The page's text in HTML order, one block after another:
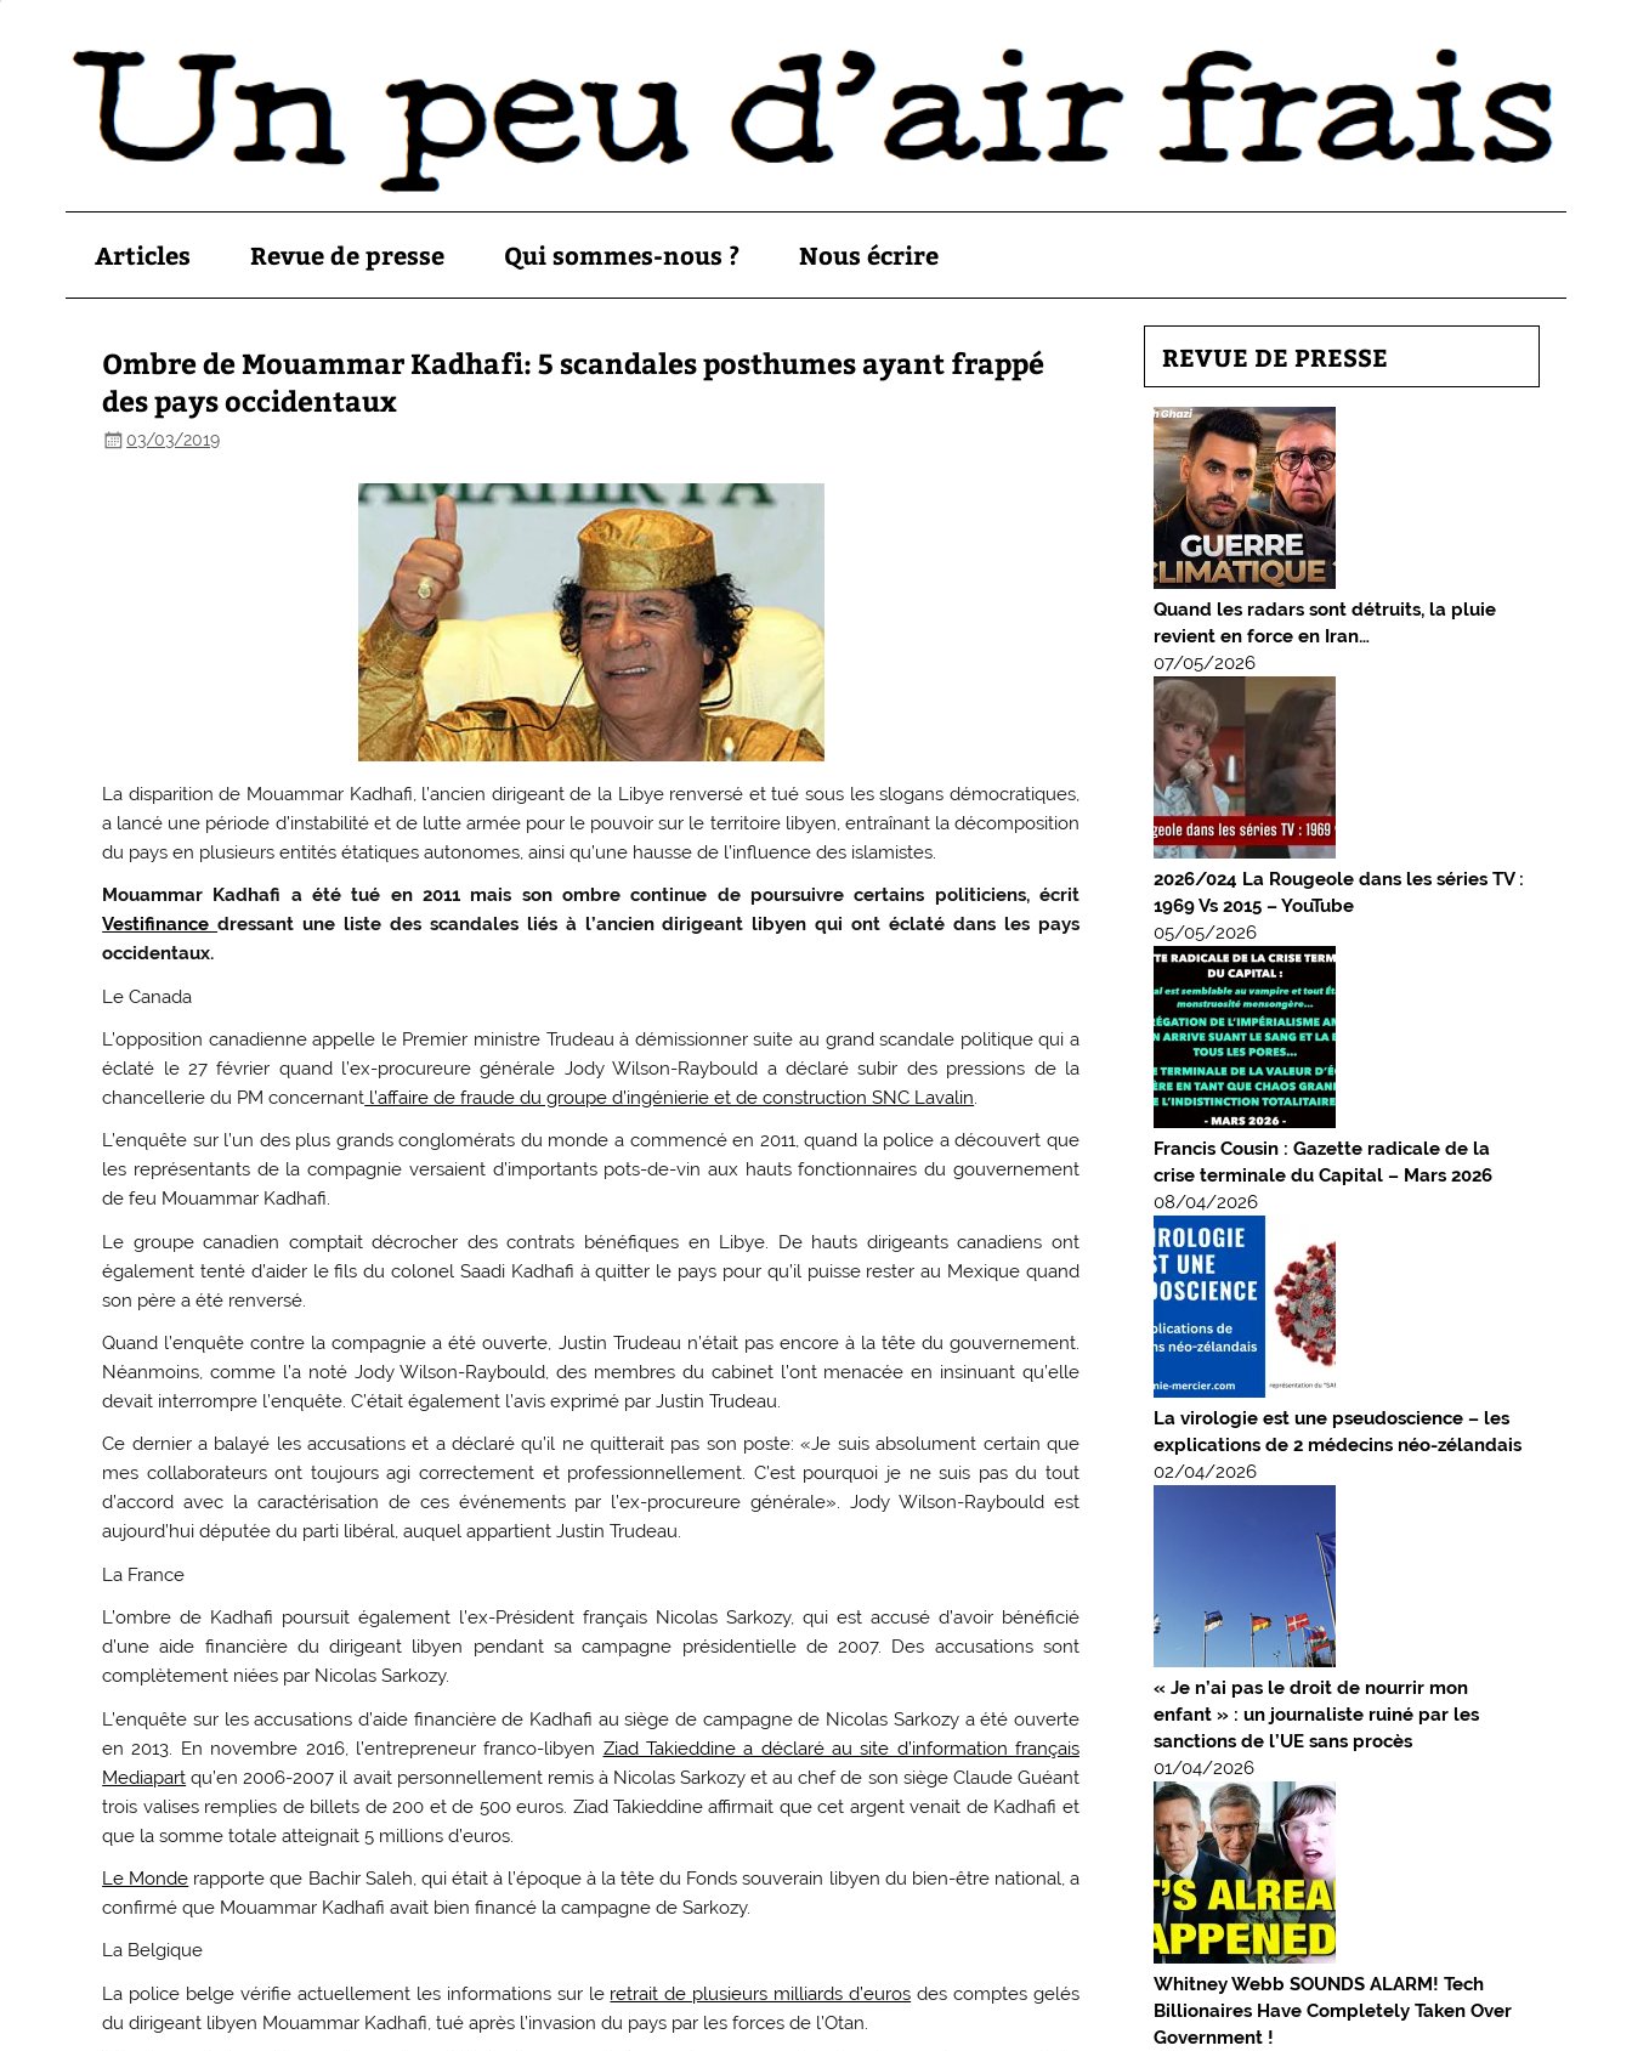
Articles Revue de presse Qui sommes-nous ? Nous écrire
Ombre de Mouammar Kadhafi: 5 scandales posthumes ayant frappé
des pays occidentaux
03/03/2019
La disparition de Mouammar Kadhafi, l’ancien dirigeant de la Libye renversé et tué sous les slogans démocratiques,
a lancé une période d’instabilité et de lutte armée pour le pouvoir sur le territoire libyen, entraînant la décomposition
du pays en plusieurs entités étatiques autonomes, ainsi qu’une hausse de l’influence des islamistes.
Mouammar Kadhafi a été tué en 2011 mais son ombre continue de poursuivre certains politiciens, écrit
Vestifinancedressant une liste des scandales liés à l’ancien dirigeant libyen qui ont éclaté dans les pays
occidentaux.
Le Canada
L’opposition canadienne appelle le Premier ministre Trudeau à démissionner suite au grand scandale politique qui a
éclaté le 27 février quand l’ex-procureure générale Jody Wilson-Raybould a déclaré subir des pressions de la
chancellerie du PM concernant l’affaire de fraude du groupe d’ingénierie et de construction SNC Lavalin.
L’enquête sur l’un des plus grands conglomérats du monde a commencé en 2011, quand la police a découvert que
les représentants de la compagnie versaient d’importants pots-de-vin aux hauts fonctionnaires du gouvernement
de feu Mouammar Kadhafi.
Le groupe canadien comptait décrocher des contrats bénéfiques en Libye. De hauts dirigeants canadiens ont
également tenté d’aider le fils du colonel Saadi Kadhafi à quitter le pays pour qu’il puisse rester au Mexique quand
son père a été renversé.
Quand l’enquête contre la compagnie a été ouverte, Justin Trudeau n’était pas encore à la tête du gouvernement.
Néanmoins, comme l’a noté Jody Wilson-Raybould, des membres du cabinet l’ont menacée en insinuant qu’elle
devait interrompre l’enquête. C’était également l’avis exprimé par Justin Trudeau.
Ce dernier a balayé les accusations et a déclaré qu’il ne quitterait pas son poste: «Je suis absolument certain que
mes collaborateurs ont toujours agi correctement et professionnellement. C’est pourquoi je ne suis pas du tout
d’accord avec la caractérisation de ces événements par l’ex-procureure générale». Jody Wilson-Raybould est
aujourd’hui députée du parti libéral, auquel appartient Justin Trudeau.
La France
L’ombre de Kadhafi poursuit également l’ex-Président français Nicolas Sarkozy, qui est accusé d’avoir bénéficié
d’une aide financière du dirigeant libyen pendant sa campagne présidentielle de 2007. Des accusations sont
complètement niées par Nicolas Sarkozy.
L’enquête sur les accusations d’aide financière de Kadhafi au siège de campagne de Nicolas Sarkozy a été ouverte
en 2013. En novembre 2016, l’entrepreneur franco-libyen Ziad Takieddine a déclaré au site d’information français
Mediapart qu’en 2006-2007 il avait personnellement remis à Nicolas Sarkozy et au chef de son siège Claude Guéant
trois valises remplies de billets de 200 et de 500 euros. Ziad Takieddine affirmait que cet argent venait de Kadhafi et
que la somme totale atteignait 5 millions d’euros.
Le Monde rapporte que Bachir Saleh, qui était à l’époque à la tête du Fonds souverain libyen du bien-être national, a
confirmé que Mouammar Kadhafi avait bien financé la campagne de Sarkozy.
La Belgique
La police belge vérifie actuellement les informations sur le retrait de plusieurs milliards d’euros des comptes gelés
du dirigeant libyen Mouammar Kadhafi, tué après l’invasion du pays par les forces de l’Otan.
REVUE DE PRESSE
Quand les radars sont détruits, la pluie
revient en force en Iran…
07/05/2026
2026/024 La Rougeole dans les séries TV :
1969 Vs 2015 – YouTube
05/05/2026
Francis Cousin : Gazette radicale de la
crise terminale du Capital – Mars 2026
08/04/2026
La virologie est une pseudoscience – les
explications de 2 médecins néo-zélandais
02/04/2026
« Je n’ai pas le droit de nourrir mon
enfant » : un journaliste ruiné par les
sanctions de l’UE sans procès
01/04/2026
Whitney Webb SOUNDS ALARM! Tech
Billionaires Have Completely Taken Over
Government !